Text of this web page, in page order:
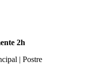
2h
| Postre